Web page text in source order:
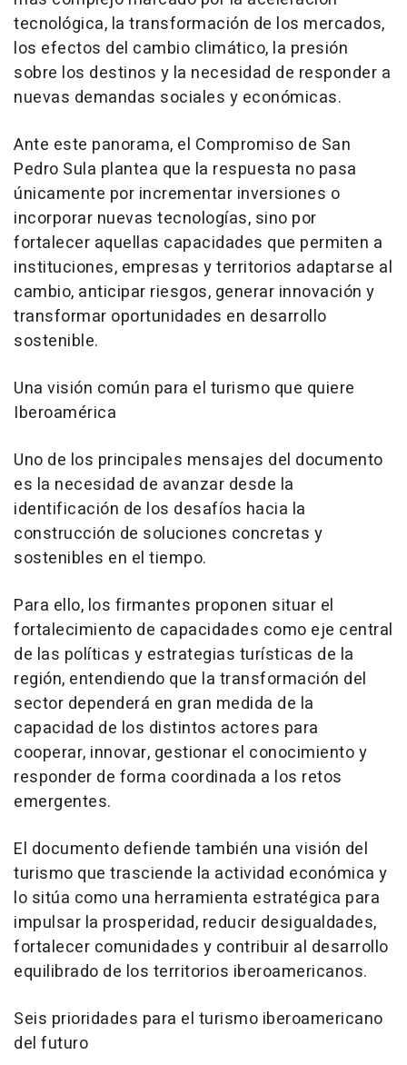
tecnológica, la transformación de los mercados,
los efectos del cambio climático, la presión
sobre los destinos y la necesidad de responder a
nuevas demandas sociales y económicas.
Ante este panorama, el Compromiso de San
Pedro Sula plantea que la respuesta no pasa
únicamente por incrementar inversiones o
incorporar nuevas tecnologías, sino por
fortalecer aquellas capacidades que permiten a
instituciones, empresas y territorios adaptarse al
cambio, anticipar riesgos, generar innovación y
transformar oportunidades en desarrollo
sostenible.
Una visión común para el turismo que quiere
Iberoamérica
Uno de los principales mensajes del documento
es la necesidad de avanzar desde la
identificación de los desafíos hacia la
construcción de soluciones concretas y
sostenibles en el tiempo.
Para ello, los firmantes proponen situar el
fortalecimiento de capacidades como eje central
de las políticas y estrategias turísticas de la
región, entendiendo que la transformación del
sector dependerá en gran medida de la
capacidad de los distintos actores para
cooperar, innovar, gestionar el conocimiento y
responder de forma coordinada a los retos
emergentes.
El documento defiende también una visión del
turismo que trasciende la actividad económica y
lo sitúa como una herramienta estratégica para
impulsar la prosperidad, reducir desigualdades,
fortalecer comunidades y contribuir al desarrollo
equilibrado de los territorios iberoamericanos.
Seis prioridades para el turismo iberoamericano
del futuro